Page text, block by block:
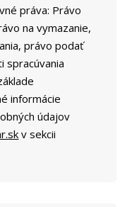
práva: Právo
na vymazanie,
právo podať
spracúvania
informácie
údajov
v sekcii